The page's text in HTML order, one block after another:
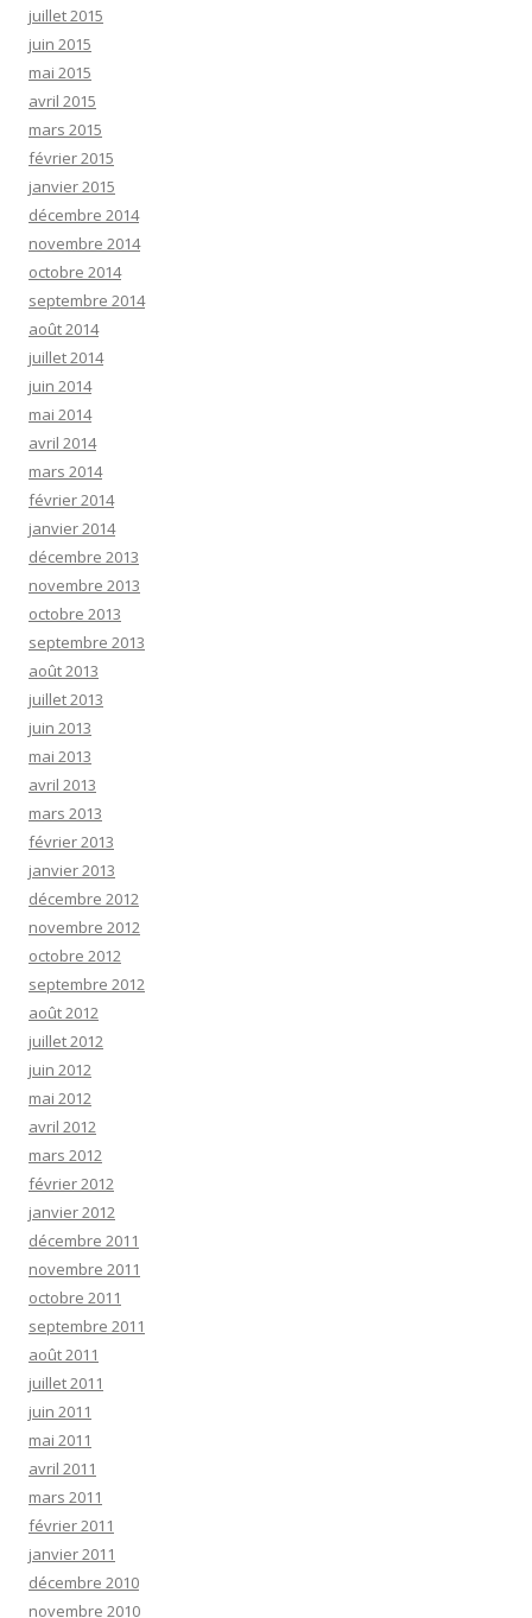
juillet 2015
juin 2015
mai 2015
avril 2015
mars 2015
février 2015
janvier 2015
décembre 2014
novembre 2014
octobre 2014
septembre 2014
août 2014
juillet 2014
juin 2014
mai 2014
avril 2014
mars 2014
février 2014
janvier 2014
décembre 2013
novembre 2013
octobre 2013
septembre 2013
août 2013
juillet 2013
juin 2013
mai 2013
avril 2013
mars 2013
février 2013
janvier 2013
décembre 2012
novembre 2012
octobre 2012
septembre 2012
août 2012
juillet 2012
juin 2012
mai 2012
avril 2012
mars 2012
février 2012
janvier 2012
décembre 2011
novembre 2011
octobre 2011
septembre 2011
août 2011
juillet 2011
juin 2011
mai 2011
avril 2011
mars 2011
février 2011
janvier 2011
décembre 2010
novembre 2010